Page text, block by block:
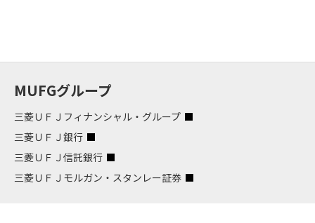
MUFGグループ
三菱ＵＦＪフィナンシャル・グループ
三菱ＵＦＪ銀行
三菱ＵＦＪ信託銀行
三菱ＵＦＪモルガン・スタンレー証券